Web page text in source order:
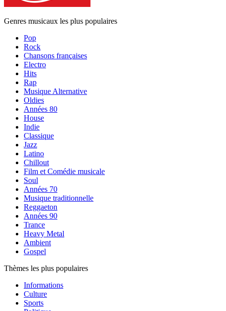
Genres musicaux les plus populaires
Pop
Rock
Chansons françaises
Electro
Hits
Rap
Musique Alternative
Oldies
Années 80
House
Indie
Classique
Jazz
Latino
Chillout
Film et Comédie musicale
Soul
Années 70
Musique traditionnelle
Reggaeton
Années 90
Trance
Heavy Metal
Ambient
Gospel
Thèmes les plus populaires
Informations
Culture
Sports